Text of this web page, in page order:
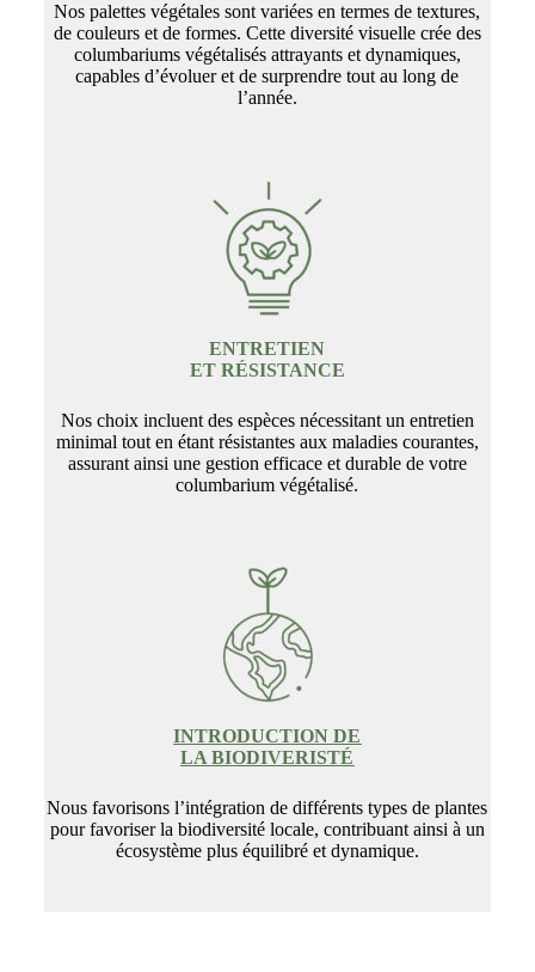
Nos palettes végétales sont variées en termes de textures,
de couleurs et de formes. Cette diversité visuelle crée des
columbariums végétalisés attrayants et dynamiques,
capables d’évoluer et de surprendre tout au long de
l’année.
ENTRETIEN
ET RÉSISTANCE
Nos choix incluent des espèces nécessitant un entretien
minimal tout en étant résistantes aux maladies courantes,
assurant ainsi une gestion efficace et durable de votre
columbarium végétalisé.
INTRODUCTION DE
LA BIODIVERISTÉ
Nous favorisons l’intégration de différents types de plantes
pour favoriser la biodiversité locale, contribuant ainsi à un
écosystème plus équilibré et dynamique.